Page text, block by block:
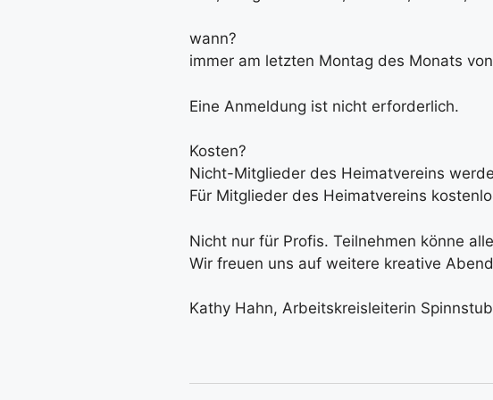
wann?
immer am letzten Montag des Monats
Eine Anmeldung ist nicht erforderlich.
Kosten?
Nicht-Mitglieder des Heimatvereins
Für Mitglieder des Heimatvereins
Nicht nur für Profis. Teilnehmen könne
Wir freuen uns auf weitere kreative
Kathy Hahn, Arbeitskreisleiterin